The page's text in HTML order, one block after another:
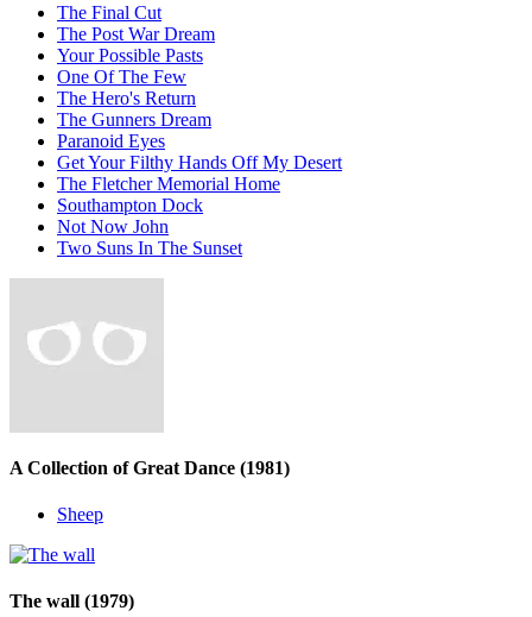
The Final Cut
The Post War Dream
Your Possible Pasts
One Of The Few
The Hero's Return
The Gunners Dream
Paranoid Eyes
Get Your Filthy Hands Off My Desert
The Fletcher Memorial Home
Southampton Dock
Not Now John
Two Suns In The Sunset
A Collection of Great Dance (1981)
Sheep
The wall (1979)